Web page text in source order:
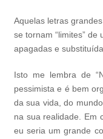
Aquelas letras
se tornam “limites”
apagadas e
Isto me lembra de
pessimista e é bem
da sua vida, do
na sua realidade. Em
eu seria um grande